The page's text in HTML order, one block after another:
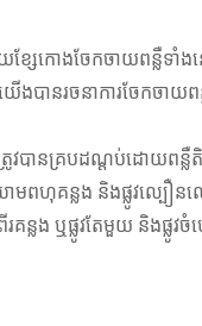
ែកោងចែកចាយពន្លឺទាំងន
បានរចនាការចែកចាយពន្
រូវបានគ្របដណ្តប់ដោយពន្
មពហុគន្លង និងផ្លូវល្បឿន
គន្លង ឬផ្លូវតែមួយ និងផ្លូវ